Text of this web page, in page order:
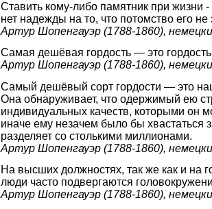
Ставить кому-либо памятник при жизни -
нет надежды на то, что потомство его не
Артур Шопенгауэр (1788-1860),
Самая дешёвая гордость — это
Артур Шопенгауэр (1788-1860),
Самый дешёвый сорт гордости — это
Она обнаруживает, что одержимый ею
индивидуальных качеств, которыми он
иначе ему незачем было бы хвастаться
разделяет со столькими миллионами.
Артур Шопенгауэр (1788-1860),
На высших должностях, так же как и на
люди часто подвергаются
Артур Шопенгауэр (1788-1860),